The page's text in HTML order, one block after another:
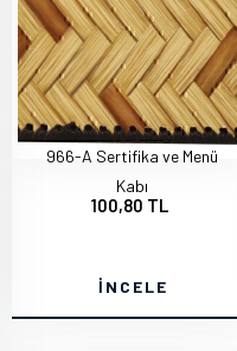
966-A Sertifika ve Menü
Kabı
100,80 TL
İNCELE